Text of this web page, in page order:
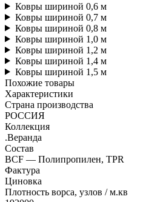
Ковры шириной 0,6 м
Ковры шириной 0,7 м
Ковры шириной 0,8 м
Ковры шириной 1,0 м
Ковры шириной 1,2 м
Ковры шириной 1,4 м
Ковры шириной 1,5 м
Похожие товары
Характеристики
Страна производства
РОССИЯ
Коллекция
.Веранда
Состав
BCF — Полипропилен, TPR
Фактура
Циновка
Плотность ворса, узлов / м.кв